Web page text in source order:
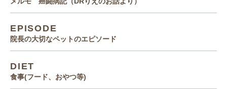
EPISODE
院長の大切なペットのエピソード
DIET
食事(フード、おやつ等)